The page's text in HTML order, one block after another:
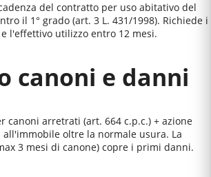
del contratto per uso abitativo del
il 1° grado (art. 3 L. 431/1998). Richiede i
l'effettivo utilizzo entro 12 mesi.
canoni e danni
canoni arretrati (art. 664 c.p.c.) + azione
oltre la normale usura. La
3 mesi di canone) copre i primi danni.